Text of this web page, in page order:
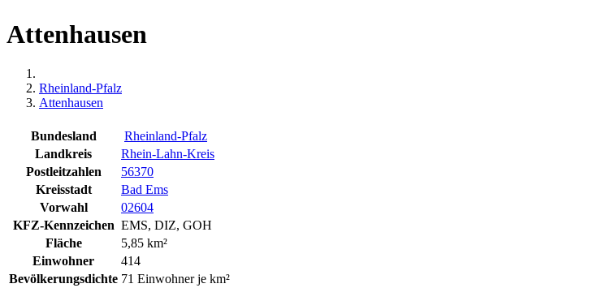
Attenhausen
Rheinland-Pfalz
Attenhausen
Bundesland
Rheinland-Pfalz
Landkreis
Rhein-Lahn-Kreis
Postleitzahlen
56370
Kreisstadt
Bad Ems
Vorwahl
02604
KFZ-Kennzeichen EMS, DIZ, GOH
Fläche
5,85 km²
Einwohner
414
Bevölkerungsdichte 71 Einwohner je km²